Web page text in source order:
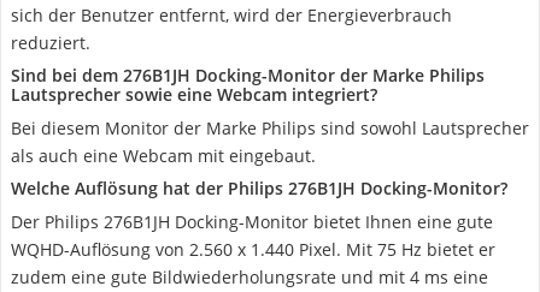
sich der Benutzer entfernt, wird der Energieverbrauch
reduziert.
Sind bei dem 276B1JH Docking-Monitor der Marke Philips
Lautsprecher sowie eine Webcam integriert?
Bei diesem Monitor der Marke Philips sind sowohl Lautsprecher
als auch eine Webcam mit eingebaut.
Welche Auflösung hat der Philips 276B1JH Docking-Monitor?
Der Philips 276B1JH Docking-Monitor bietet Ihnen eine gute
WQHD-Auflösung von 2.560 x 1.440 Pixel. Mit 75 Hz bietet er
zudem eine gute Bildwiederholungsrate und mit 4 ms eine